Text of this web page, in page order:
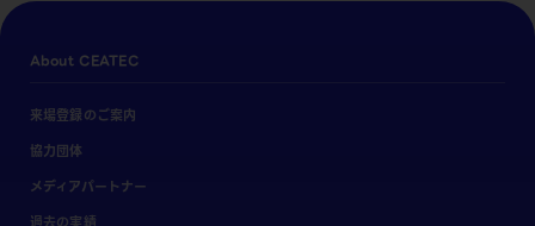
About CEATEC
来場登録のご案内
協力団体
メディアパートナー